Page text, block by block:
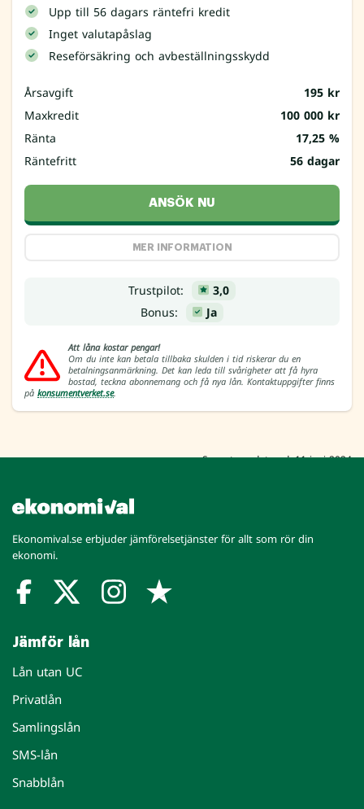
Upp till 56 dagars räntefri kredit
Inget valutapåslag
Reseförsäkring och avbeställningsskydd
Årsavgift
195 kr
Maxkredit
100 000 kr
Ränta
17,25 %
Räntefritt
56 dagar
ANSÖK NU
MER INFORMATION
Trustpilot:
3,0
Bonus:
Ja
Att låna kostar pengar!
Om du inte kan betala tillbaka skulden i tid riskerar du en
betalningsanmärkning. Det kan leda till svårigheter att få hyra
bostad, teckna abonnemang och få nya lån. Kontaktuppgifter finns
på konsumentverket.se.
Senast uppdaterad: 11 juni 2024
Ekonomival.se erbjuder jämförelsetjänster för allt som rör din
ekonomi.
Jämför lån
Lån utan UC
Privatlån
Samlingslån
SMS-lån
Snabblån